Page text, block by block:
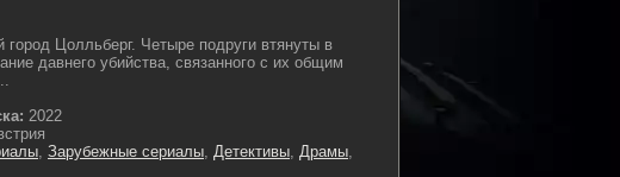
город Цолльберг. Четыре подруги втянуты в
давнего убийства, связанного с их общим
2022
, Зарубежные сериалы, Детективы, Драмы,